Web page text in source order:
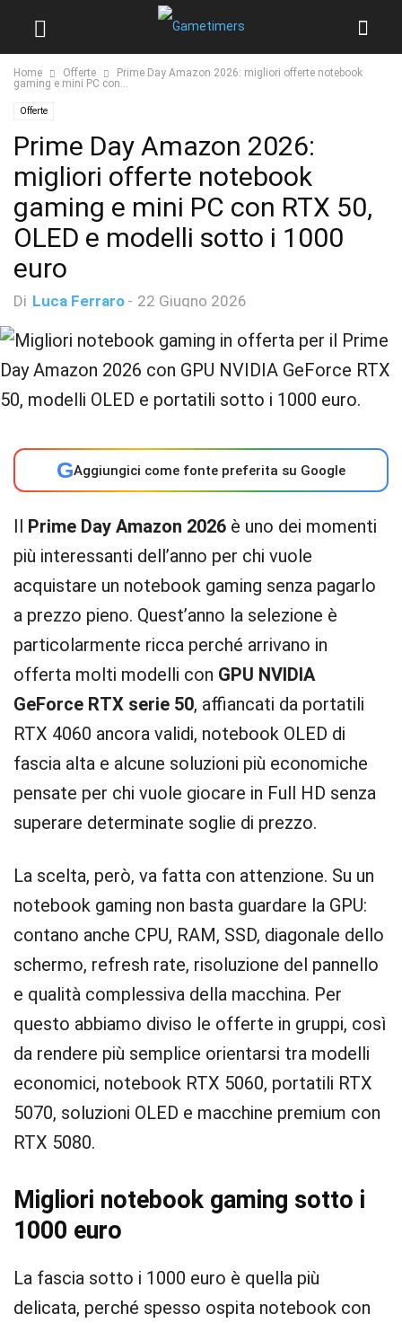
Home Offerte
Prime Day Amazon 2026: migliori offerte notebook
gaming e mini PC con...
Offerte
Prime Day Amazon 2026:
migliori offerte notebook
gaming e mini PC con RTX 50,
OLED e modelli sotto i 1000
euro
Di Luca Ferraro - 22 Giugno 2026
GAggiungici come fonte preferita su Google
Il Prime Day Amazon 2026 è uno dei momenti
più interessanti dell’anno per chi vuole
acquistare un notebook gaming senza pagarlo
a prezzo pieno. Quest’anno la selezione è
particolarmente ricca perché arrivano in
offerta molti modelli con GPU NVIDIA
GeForce RTX serie 50, affiancati da portatili
RTX 4060 ancora validi, notebook OLED di
fascia alta e alcune soluzioni più economiche
pensate per chi vuole giocare in Full HD senza
superare determinate soglie di prezzo.
La scelta, però, va fatta con attenzione. Su un
notebook gaming non basta guardare la GPU:
contano anche CPU, RAM, SSD, diagonale dello
schermo, refresh rate, risoluzione del pannello
e qualità complessiva della macchina. Per
questo abbiamo diviso le offerte in gruppi, così
da rendere più semplice orientarsi tra modelli
economici, notebook RTX 5060, portatili RTX
5070, soluzioni OLED e macchine premium con
RTX 5080.
Migliori notebook gaming sotto i
1000 euro
La fascia sotto i 1000 euro è quella più
delicata, perché spesso ospita notebook con